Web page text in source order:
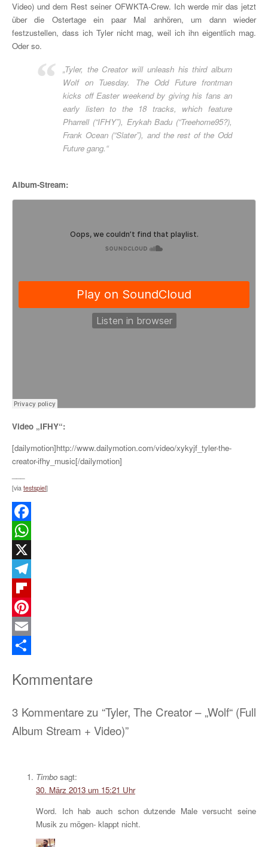
Video) und dem Rest seiner OFWKTA-Crew. Ich werde mir das jetzt
über die Ostertage ein paar Mal anhören, um dann wieder
festzustellen, dass ich Tyler nicht mag, weil ich ihn eigentlich mag.
Oder so.
„Tyler, the Creator will unleash his third album
Wolf on Tuesday. The Odd Future frontman
kicks off Easter weekend by giving his fans an
early listen to the 18 tracks, which feature
Pharrell (“IFHY”), Erykah Badu (“Treehome95?),
Frank Ocean (“Slater”), and the rest of the Odd
Future gang.“
Album-Stream:
Video „IFHY“:
[dailymotion]http://www.dailymotion.com/video/xykyjf_tyler-the-
creator-ifhy_music[/dailymotion]
[via testspiel]
Facebook
WhatsApp
X
Telegram
Flipboard
Pinterest
Email
Kommentare
3 Kommentare zu “Tyler, The Creator – „Wolf“ (Full
Album Stream + Video)”
Timbo sagt:
30. März 2013 um 15:21 Uhr
Word. Ich hab auch schon dutzende Male versucht seine
Musik zu mögen- klappt nicht.